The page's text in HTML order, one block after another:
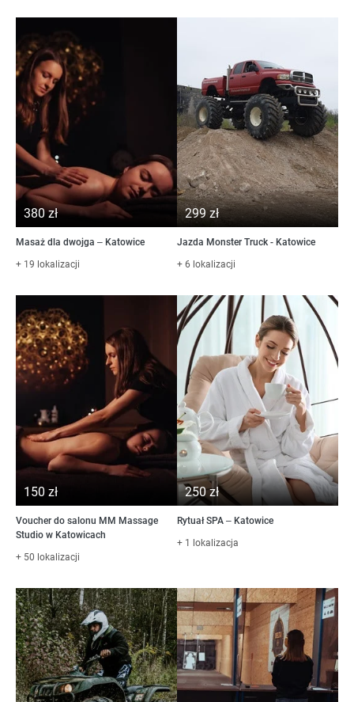
380 zł
Masaż dla dwojga – Katowice
+ 19 lokalizacji
299 zł
Jazda Monster Truck - Katowice
+ 6 lokalizacji
150 zł
Voucher do salonu MM Massage
Studio w Katowicach
+ 50 lokalizacji
250 zł
Rytuał SPA – Katowice
+ 1 lokalizacja